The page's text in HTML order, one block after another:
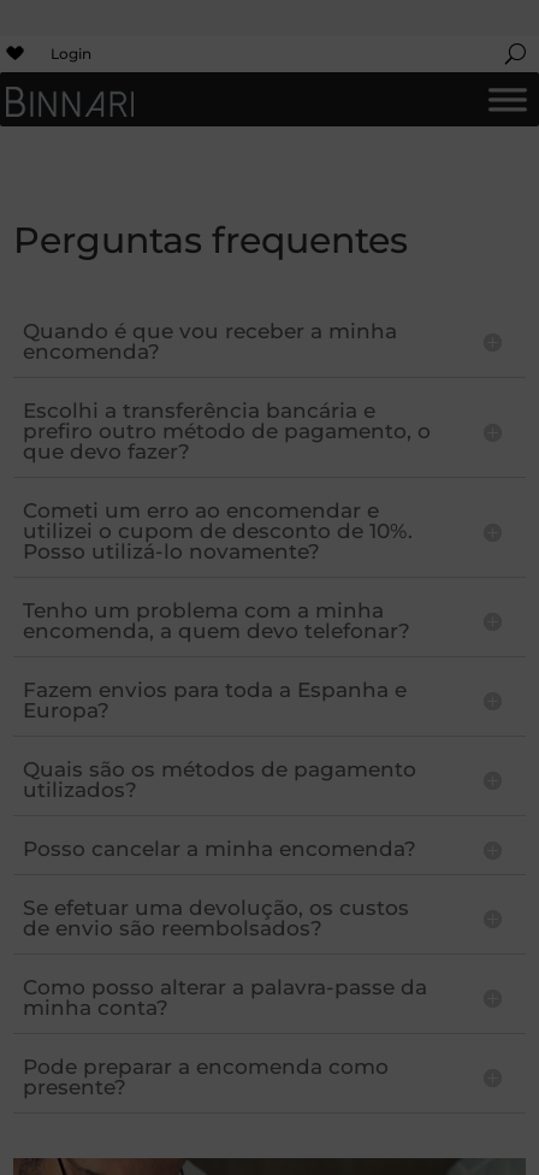
Login
Perguntas frequentes
Quando é que vou receber a minha
encomenda?
Escolhi a transferência bancária e
prefiro outro método de pagamento, o
que devo fazer?
Cometi um erro ao encomendar e
utilizei o cupom de desconto de 10%.
Posso utilizá-lo novamente?
Tenho um problema com a minha
encomenda, a quem devo telefonar?
Fazem envios para toda a Espanha e
Europa?
Quais são os métodos de pagamento
utilizados?
Posso cancelar a minha encomenda?
Se efetuar uma devolução, os custos
de envio são reembolsados?
Como posso alterar a palavra-passe da
minha conta?
Pode preparar a encomenda como
presente?